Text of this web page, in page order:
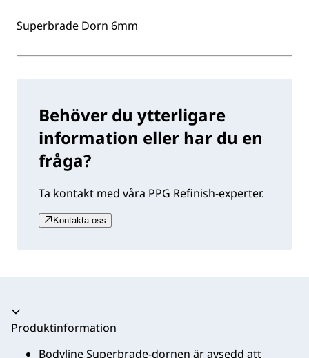
Superbrade Dorn 6mm
Behöver du ytterligare
information eller har du en
fråga?
Ta kontakt med våra PPG Refinish-experter.
Kontakta oss
Produktinformation
Bodyline Superbrade-dornen är avsedd att